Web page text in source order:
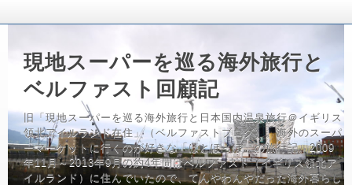
現地スーパーを巡る海外旅行と
ベルファスト回顧記
旧「現地スーパーを巡る海外旅行と日本国内温泉旅行＠イギリス
領北アイルランド在住」（ベルファストブログ）。海外のスーパ
ーマーケットに行くのが好きな「はとぽっぽ」の旅行記。2009
年11月～2013年9月の約4年間はベルファスト（イギリス領北ア
イルランド）に住んでいたので、てんやわんやだった海外暮らし